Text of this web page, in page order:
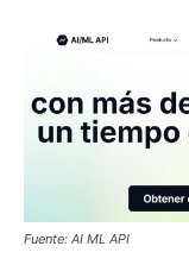
Fuente: AI ML API